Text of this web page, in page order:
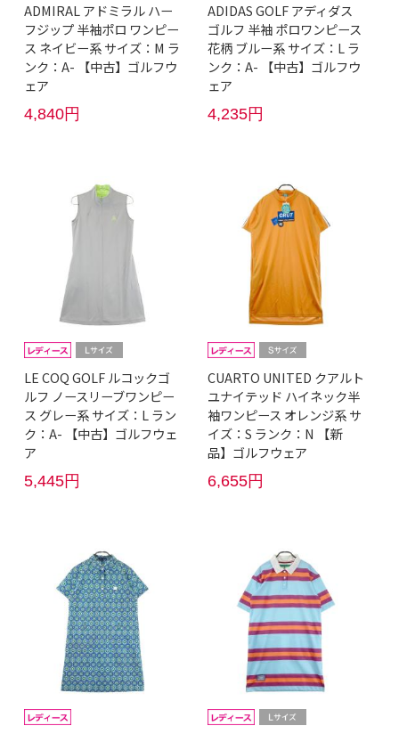
ADMIRAL アドミラル ハー
フジップ 半袖ポロ ワンピー
ス ネイビー系 サイズ：M ラ
ンク：A- 【中古】ゴルフウ
ェア
4,840円
ADIDAS GOLF アディダス
ゴルフ 半袖 ポロワンピース
花柄 ブルー系 サイズ：L ラ
ンク：A- 【中古】ゴルフウ
ェア
4,235円
LE COQ GOLF ルコックゴ
ルフ ノースリーブワンピー
ス グレー系 サイズ：L ラン
ク：A- 【中古】ゴルフウェ
ア
5,445円
CUARTO UNITED クアルト
ユナイテッド ハイネック半
袖ワンピース オレンジ系 サ
イズ：S ランク：N 【新
品】ゴルフウェア
6,655円